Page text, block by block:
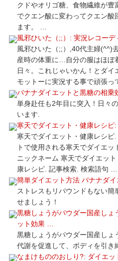
クドやオリゴ糖、食物繊維が
でクエン酸に変わってクエン酸
ます。 …
風邪ひいた（;;）: 実況レコーデ
風邪ひいた（;;）,40代主婦(^^)
産時の体重に…自分の服はほぼ
日々。これじゃいかん！とダ
モットーに実況する事で頑張っ
バナナダイエットと黒糖の相乗
単身赴任も2年目に突入！日々
います.
寒天でダイエット・健康レシピ
寒天でダイエット・健康レシ
トで使用される寒天でダイエ
ニックネーム 寒天でダイエッ
康レシピ. 記事検索. 検索語句 …
簡単ダイエット方法 バナナダ
ストレスもリバウンドもない
せましょう！
黒糖しょうがパウダー国産し
ット効果 …
黒糖しょうがパウダー国産し
代謝を促進して、ボディを引き
なまけもののおしり?: ダイエ